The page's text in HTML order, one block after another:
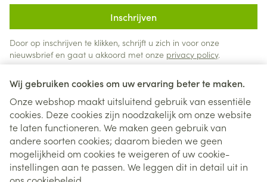
Wij gebruiken cookies om uw ervaring beter te maken.
Onze webshop maakt uitsluitend gebruik van essentiële
cookies. Deze cookies zijn noodzakelijk om onze website
te laten functioneren. We maken geen gebruik van
andere soorten cookies; daarom bieden we geen
mogelijkheid om cookies te weigeren of uw cookie-
instellingen aan te passen. We leggen dit in detail uit in
Inschrijven
Door op inschrijven te klikken, schrijft u zich in voor onze
nieuwsbrief en gaat u akkoord met onze privacy policy.
Juridische links